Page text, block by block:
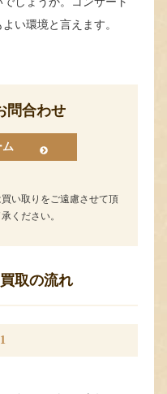
い環境と言えます。
問合わせ
い取りをご遠慮させて頂
ください。
取の流れ
1